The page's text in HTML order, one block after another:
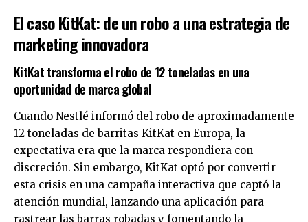
El caso KitKat: de un robo a una estrategia de
marketing innovadora
KitKat transforma el robo de 12 toneladas en una
oportunidad de marca global
Cuando Nestlé informó del robo de aproximadamente
12 toneladas de barritas KitKat en Europa, la
expectativa era que la marca respondiera con
discreción. Sin embargo, KitKat optó por convertir
esta crisis en una campaña interactiva que captó la
atención mundial, lanzando una aplicación para
rastrear las barras robadas y fomentando la